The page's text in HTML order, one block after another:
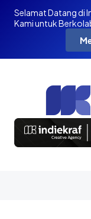
Selamat Datang di
Kami untuk